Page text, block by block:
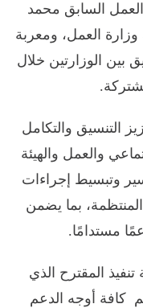
العمل السابق محمد
العمل، ومعربة
بين الوزارتين خلال
التنسيق والتكامل
والعمل والهيئة
وتبسيط إجراءات
المنتظمة، بما يضمن
مستدامًا.
المقترح الذي
كافة أوجه الدعم